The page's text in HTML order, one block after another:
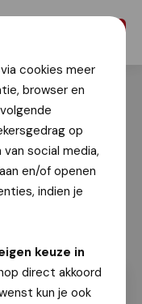
cookies meer
browser en
op
social media,
en/of openen
indien je
keuze in
direct akkoord
kun je ook